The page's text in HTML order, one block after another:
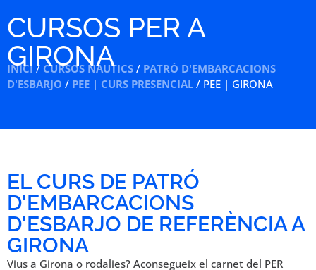
CURSOS PER A
GIRONA
INICI / CURSOS NÀUTICS / PATRÓ D'EMBARCACIONS
D'ESBARJO / PEE | CURS PRESENCIAL / PEE | GIRONA
EL CURS DE PATRÓ
D'EMBARCACIONS
D'ESBARJO DE REFERÈNCIA A
GIRONA
Vius a Girona o rodalies? Aconsegueix el carnet del PER